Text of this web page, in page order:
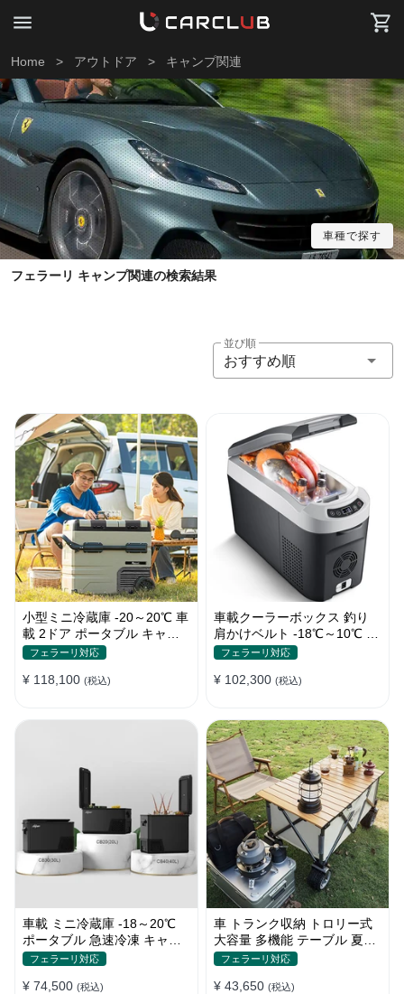
Home > アウトドア > キャンプ関連
車種で探す
フェラーリ キャンプ関連の検索結果
並び順
おすすめ順
小型ミニ冷蔵庫 -20～20℃ 車
載 2ドア ポータブル キャン
プ アウトドア 車中泊 静音
フェラーリ対応
¥ 118,100 (税込)
車載クーラーボックス 釣り
肩かけベルト -18℃～10℃ 冷
凍冷蔵庫 車中泊 キャンプ 家
フェラーリ対応
¥ 102,300 (税込)
車載 ミニ冷蔵庫 -18～20℃
ポータブル 急速冷凍 キャン
プ アウトドア 車中泊 静音
フェラーリ対応
¥ 74,500 (税込)
車 トランク収納 トロリー式
大容量 多機能 テーブル 夏ド
ライブ キャンプ ピクニック
フェラーリ対応
¥ 43,650 (税込)